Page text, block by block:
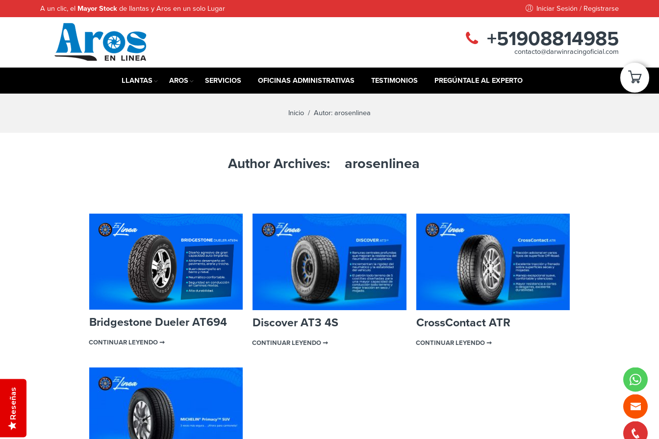
A un clic, el Mayor Stock de llantas y Aros en un solo Lugar Iniciar Sesión / Registrarse
+51908814985
contacto@darwinracingoficial.com
LLANTAS AROS SERVICIOS OFICINAS ADMINISTRATIVAS TESTIMONIOS PREGÚNTALE AL EXPERTO
Inicio / Autor: arosenlinea
Author Archives: arosenlinea
Bridgestone Dueler AT694
CONTINUAR LEYENDO ➞
Discover AT3 4S
CONTINUAR LEYENDO ➞
CrossContact ATR
CONTINUAR LEYENDO ➞
Reseñas